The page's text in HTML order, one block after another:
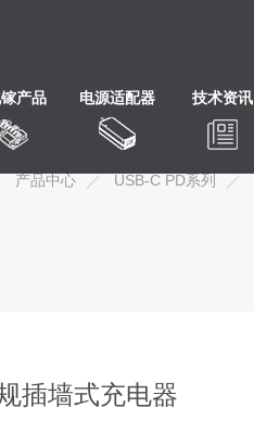
产品 电源适配器 技术资讯
产品中心 USB-C PD系列
插墙式充电器